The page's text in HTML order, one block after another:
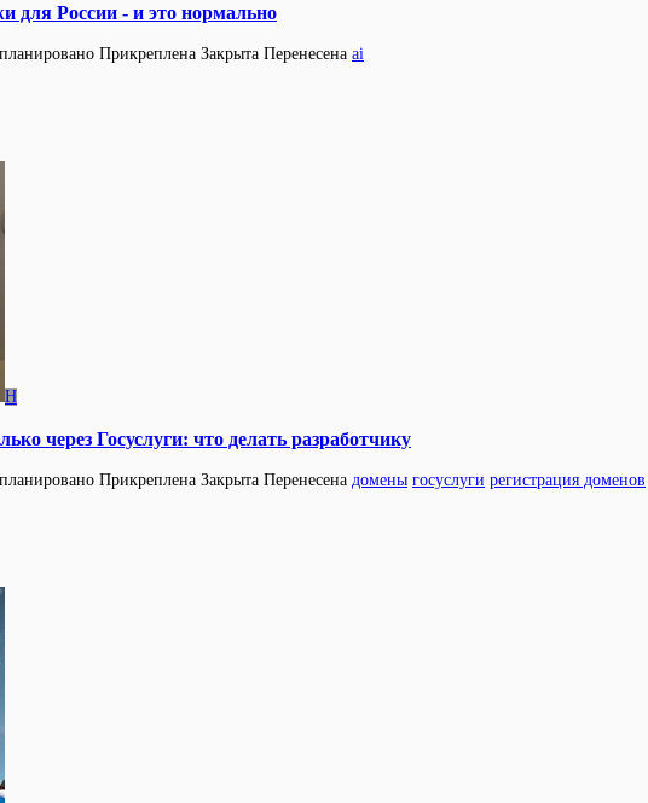
для России - и это нормально
Прикреплена Закрыта Перенесена ai
H
через Госуслуги: что делать разработчику
Прикреплена Закрыта Перенесена домены госуслуги регистрация доменов